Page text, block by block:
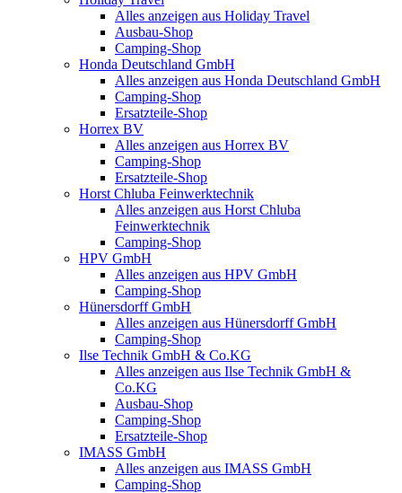
Alles anzeigen aus Holiday Travel
Ausbau-Shop
Camping-Shop
Honda Deutschland GmbH
Alles anzeigen aus Honda Deutschland GmbH
Camping-Shop
Ersatzteile-Shop
Horrex BV
Alles anzeigen aus Horrex BV
Camping-Shop
Ersatzteile-Shop
Horst Chluba Feinwerktechnik
Alles anzeigen aus Horst Chluba
Feinwerktechnik
Camping-Shop
HPV GmbH
Alles anzeigen aus HPV GmbH
Camping-Shop
Hünersdorff GmbH
Alles anzeigen aus Hünersdorff GmbH
Camping-Shop
Ilse Technik GmbH & Co.KG
Alles anzeigen aus Ilse Technik GmbH &
Co.KG
Ausbau-Shop
Camping-Shop
Ersatzteile-Shop
IMASS GmbH
Alles anzeigen aus IMASS GmbH
Camping-Shop